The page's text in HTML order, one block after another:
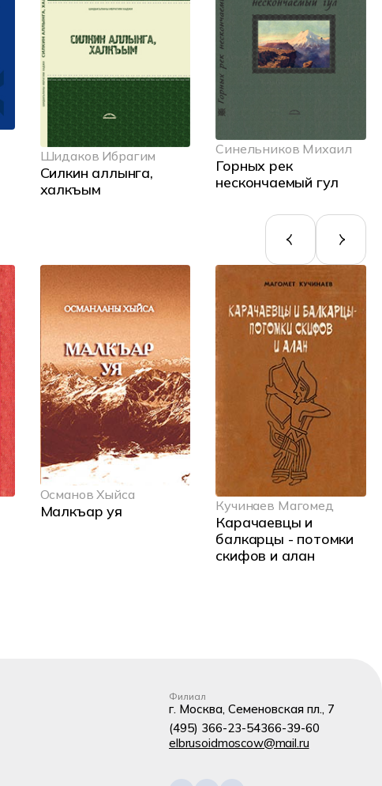
Шидаков Ибрагим
Силкин аллынга,
халкъым
Синельников Михаил
Горных рек
нескончаемый гул
Османов Хыйса
Малкъар уя Кучинаев Магомед
Карачаевцы и
балкарцы - потомки
скифов и алан
Филиал
г. Москва, Семеновская пл., 7
(495) 366-23-54366-39-60
elbrusoidmoscow@mail.ru